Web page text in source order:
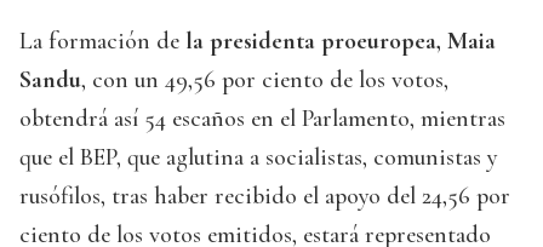
La formación de la presidenta proeuropea, Maia
Sandu, con un 49,56 por ciento de los votos,
obtendrá así 54 escaños en el Parlamento, mientras
que el BEP, que aglutina a socialistas, comunistas y
rusófilos, tras haber recibido el apoyo del 24,56 por
ciento de los votos emitidos, estará representado